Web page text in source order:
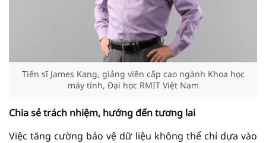
Tiến sĩ James Kang, giảng viên cấp cao ngành Khoa học
máy tính, Đại học RMIT Việt Nam
Chia sẻ trách nhiệm, hướng đến tương lai
Việc tăng cường bảo vệ dữ liệu không thể chỉ dựa vào